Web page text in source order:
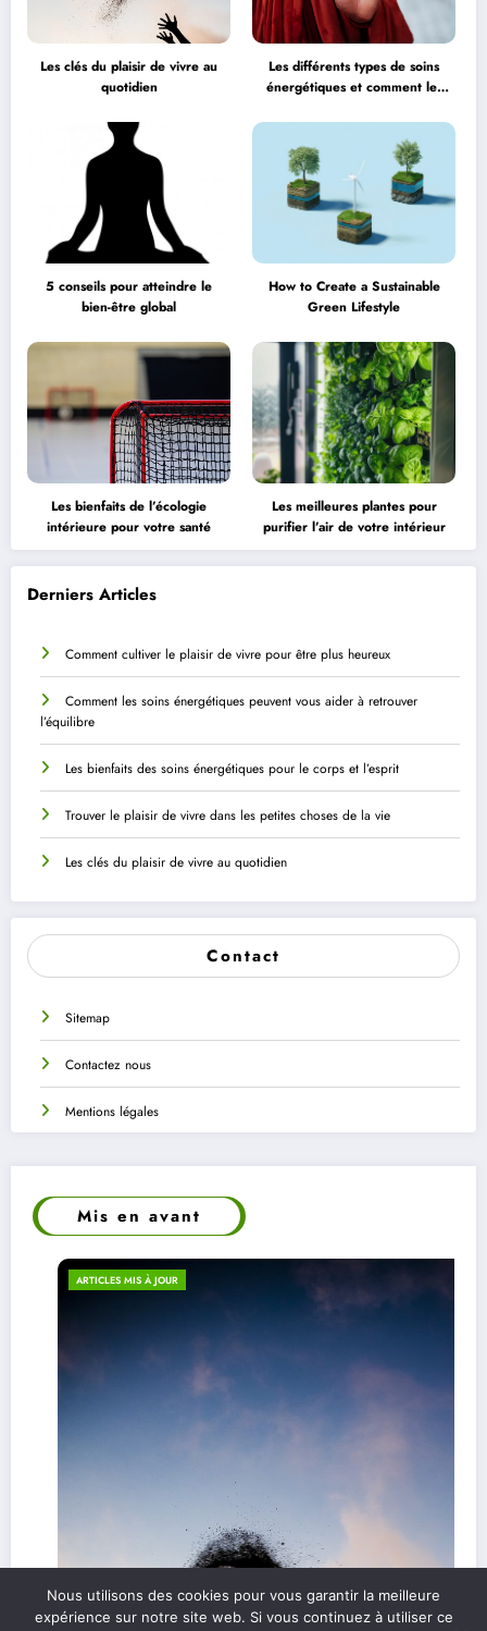
Les clés du plaisir de vivre au
quotidien
Les différents types de soins
énergétiques et comment les
5 conseils pour atteindre le
bien-être global
How to Create a Sustainable
Green Lifestyle
Les bienfaits de l’écologie
intérieure pour votre santé
Les meilleures plantes pour
purifier l’air de votre intérieur
Derniers Articles
Comment cultiver le plaisir de vivre pour être plus heureux
Comment les soins énergétiques peuvent vous aider à retrouver
l’équilibre
Les bienfaits des soins énergétiques pour le corps et l’esprit
Trouver le plaisir de vivre dans les petites choses de la vie
Les clés du plaisir de vivre au quotidien
Contact
Sitemap
Contactez nous
Mentions légales
Mis en avant
ARTICLES MIS À JOUR
Nous utilisons des cookies pour vous garantir la meilleure
expérience sur notre site web. Si vous continuez à utiliser ce